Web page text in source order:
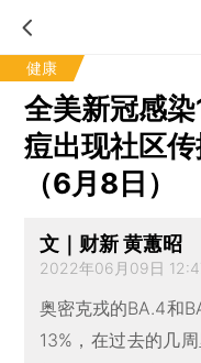
健康
全美新冠感
痘出现社区
（6月8日）
文｜财新 黄蕙昭
2022年06月09日
奥密克戎的BA.4和
13%，在过去的几